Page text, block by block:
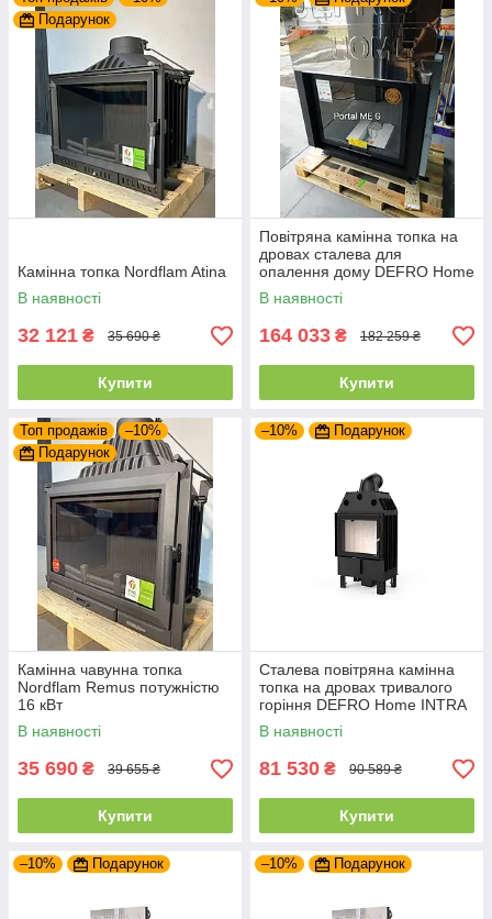
Подарунок
Камінна топка Nordflam Atina
В наявності
32 121 ₴ 35 690 ₴
Купити
Повітряна камінна топка на
дровах сталева для
опалення дому DEFRO Home
PORTAL ME G з підйомними
дверцятами
В наявності
164 033 ₴ 182 259 ₴
Купити
Топ продажів
–10%
Подарунок
Камінна чавунна топка
Nordflam Remus потужністю
16 кВт
В наявності
35 690 ₴ 39 655 ₴
Купити
–10% Подарунок
Сталева повітряна камінна
топка на дровах тривалого
горіння DEFRO Home INTRA
SM
В наявності
81 530 ₴ 90 589 ₴
Купити
–10% Подарунок –10% Подарунок